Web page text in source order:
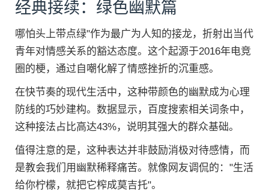
经典接续：绿色幽默篇
哪怕头上带点绿"作为最广为人知的接龙，折射出当代
青年对情感关系的豁达态度。这个起源于2016年电竞
圈的梗，通过自嘲化解了情感挫折的沉重感。
在快节奏的现代生活中，这种带颜色的幽默成为心理
防线的巧妙建构。数据显示，百度搜索相关词条中，
这种接法占比高达43%，说明其强大的群众基础。
值得注意的是，这种表达并非鼓励消极对待感情，而
是教会我们用幽默稀释痛苦。就像网友调侃的："生活
给你柠檬，就把它榨成莫吉托"。